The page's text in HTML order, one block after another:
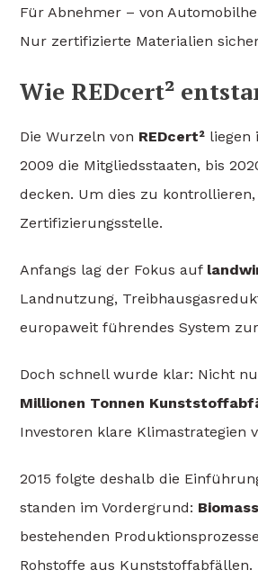
Für Abnehmer – von
Nur zertifizierte Materialien
Wie REDcert²
Die Wurzeln von REDcert² liegen
2009 die Mitgliedsstaaten, bis
decken. Um dies zu
Zertifizierungsstelle.
Anfangs lag der Fokus auf
Landnutzung,
europaweit führendes System
Doch schnell wurde klar: Nicht
Millionen Tonnen
Investoren klare Klimastrategien
2015 folgte deshalb die
standen im Vordergrund:
bestehenden
Rohstoffe aus Kunststoffabfällen.